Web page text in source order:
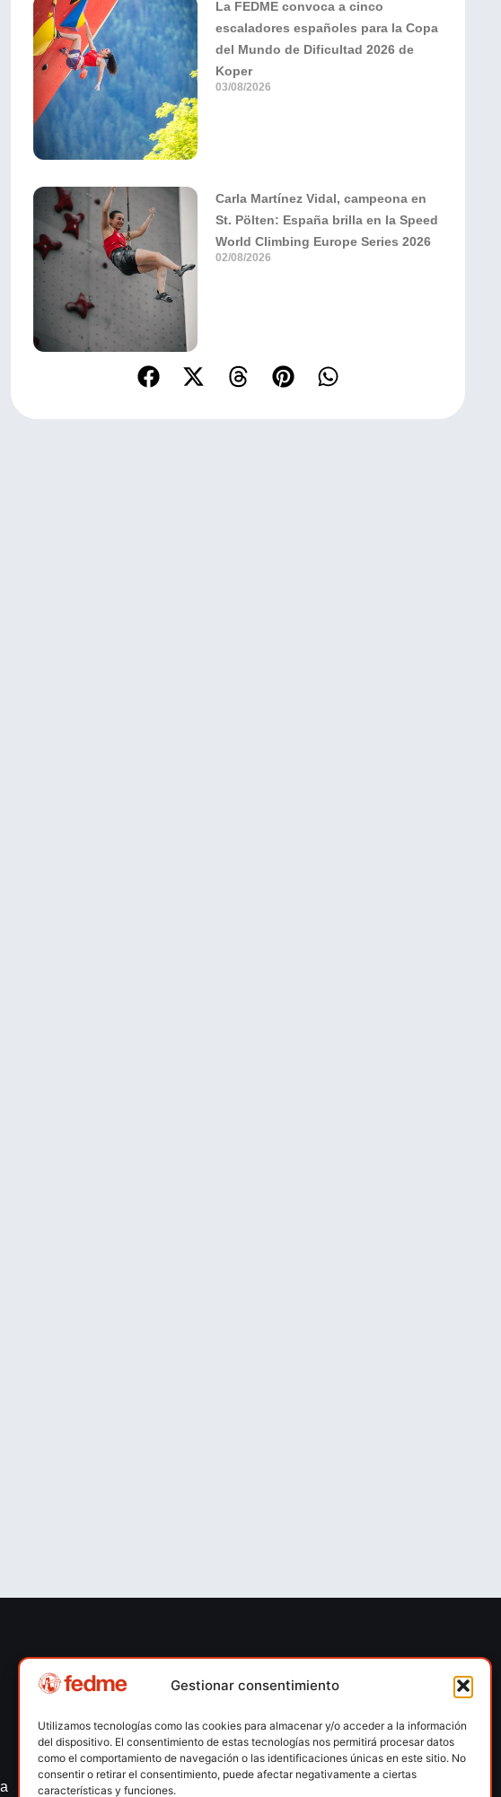
Gestionar consentimiento
Utilizamos tecnologías como las cookies para almacenar y/o acceder a la información
del dispositivo. El consentimiento de estas tecnologías nos permitirá procesar datos
como el comportamiento de navegación o las identificaciones únicas en este sitio. No
consentir o retirar el consentimiento, puede afectar negativamente a ciertas
características y funciones.
La FEDME convoca a cinco
escaladores españoles para la Copa
del Mundo de Dificultad 2026 de
Koper
03/08/2026
Carla Martínez Vidal, campeona en
St. Pölten: España brilla en la Speed
World Climbing Europe Series 2026
02/08/2026
Competiciones
Escalada en hielo
Esquí de montaña
Marcha Nórdica
Barcelona
fedme@fedme.es
934 264 267